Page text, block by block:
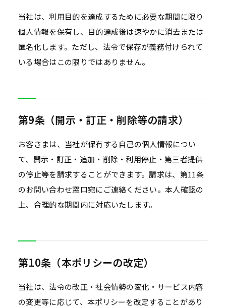
当社は、利用目的を達成するために必要な期間に限り
個人情報を保有し、目的達成後は速やかに消去または
匿名化します。ただし、法令で保存が義務付けられて
いる場合はこの限りではありません。
第9条（開示・訂正・削除等の請求）
お客さまは、当社が保有する自己の個人情報につい
て、開示・訂正・追加・削除・利用停止・第三者提供
の停止等を請求することができます。請求は、第11条
のお問い合わせ窓口宛にご連絡ください。本人確認の
上、合理的な期間内に対応いたします。
第10条（本ポリシーの改定）
当社は、法令の改正・社会情勢の変化・サービス内容
の変更等に応じて、本ポリシーを改定することがあり